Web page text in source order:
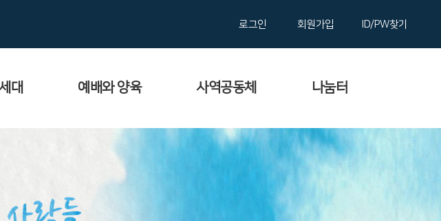
로그인 회원가입 ID/PW찾기
대 예배와 양육 사역공동체 나눔터